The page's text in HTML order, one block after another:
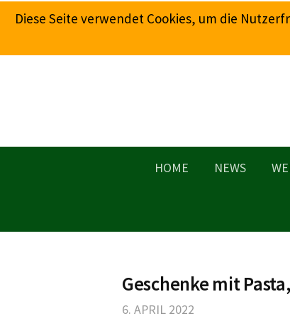
Springe
zum
HOME NEWS
Geschenke mit
6. APRIL 2022
Diese Seite verwendet Cookies, um die